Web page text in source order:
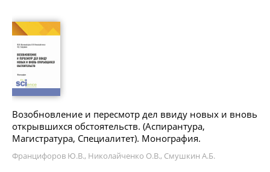
Возобновление и пересмотр дел ввиду новых и вновь
открывшихся обстоятельств. (Аспирантура,
Магистратура, Специалитет). Монография.
Францифоров Ю.В., Николайченко О.В., Смушкин А.Б.